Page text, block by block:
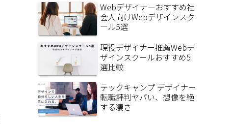
Webデザイナーおすすめ社
会人向けWebデザインスク
ール5選
現役デザイナー推薦Webデ
ザインスクールおすすめ5
選比較
テックキャンプ デザイナー
転職評判ヤバい、想像を絶
する凄さ